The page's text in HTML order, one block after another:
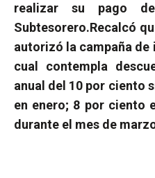
realizar su pago
Subtesorero.Recalcó
autorizó la campaña de
cual contempla
anual del 10 por ciento
en enero; 8 por ciento
durante el mes de